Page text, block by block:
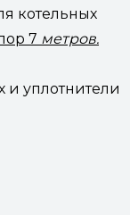
котельных
7 метров.
уплотнители